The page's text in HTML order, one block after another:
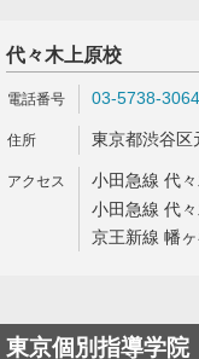
代々木上原校
03-5738-3064
東京都渋谷区
小田急線 代
小田急線 代
京王新線 幡
東京個別指導学院